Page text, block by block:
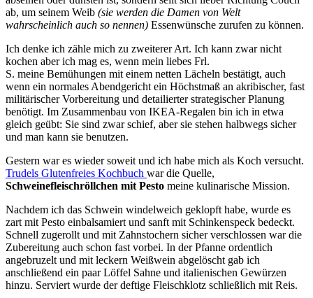
ab, um seinem Weib (sie werden die Damen von Welt
wahrscheinlich auch so nennen) Essenwünsche zurufen zu können.
Ich denke ich zähle mich zu zweiterer Art. Ich kann zwar nicht
kochen aber ich mag es, wenn mein liebes Frl.
S. meine Bemühungen mit einem netten Lächeln bestätigt, auch
wenn ein normales Abendgericht ein Höchstmaß an akribischer, fast
militärischer Vorbereitung und detailierter strategischer Planung
benötigt. Im Zusammenbau von IKEA-Regalen bin ich in etwa
gleich geübt: Sie sind zwar schief, aber sie stehen halbwegs sicher
und man kann sie benutzen.
Gestern war es wieder soweit und ich habe mich als Koch versucht.
Trudels Glutenfreies Kochbuch war die Quelle,
Schweinefleischröllchen mit Pesto meine kulinarische Mission.
Nachdem ich das Schwein windelweich geklopft habe, wurde es
zart mit Pesto einbalsamiert und sanft mit Schinkenspeck bedeckt.
Schnell zugerollt und mit Zahnstochern sicher verschlossen war die
Zubereitung auch schon fast vorbei. In der Pfanne ordentlich
angebruzelt und mit leckern Weißwein abgelöscht gab ich
anschließend ein paar Löffel Sahne und italienischen Gewürzen
hinzu. Serviert wurde der deftige Fleischklotz schließlich mit Reis.